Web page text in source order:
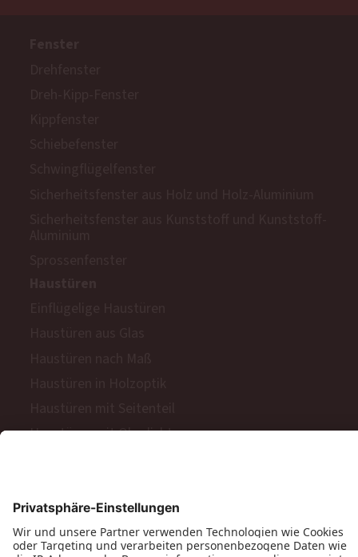
Haustüren mit Oberlicht
Sicherheitstüren aus Holz
Komfort für Haustüren